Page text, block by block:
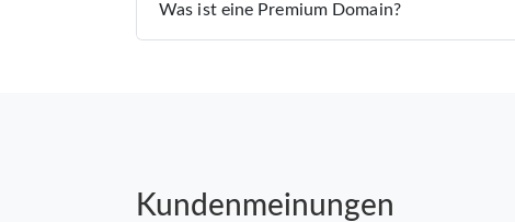
Was ist eine Premium Domain?
Kundenmeinungen